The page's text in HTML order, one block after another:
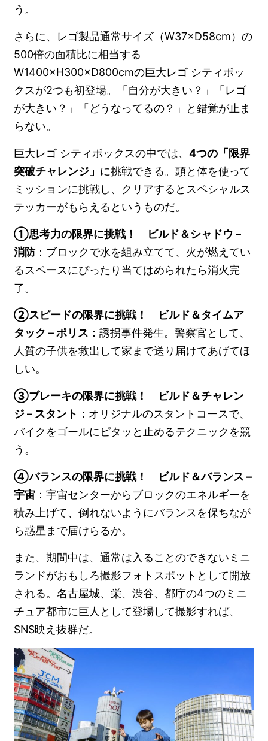
う。
さらに、レゴ製品通常サイズ（W37×D58cm）の
500倍の面積比に相当する
W1400×H300×D800cmの巨大レゴ シティボッ
クスが2つも初登場。「自分が大きい？」「レゴ
が大きい？」「どうなってるの？」と錯覚が止ま
らない。
巨大レゴ シティボックスの中では、4つの「限界
突破チャレンジ」 に挑戦できる。頭と体を使って
ミッションに挑戦し、クリアするとスペシャルス
テッカーがもらえるというものだ。
①思考力の限界に挑戦！ ビルド＆シャドウ –
消防：ブロックで水を組み立てて、火が燃えてい
るスペースにぴったり当てはめられたら消火完
了。
②スピードの限界に挑戦！ ビルド＆タイムア
タック – ポリス ：誘拐事件発生。警察官として、
人質の子供を救出して家まで送り届けてあげてほ
しい。
③ブレーキの限界に挑戦！ ビルド＆チャレン
ジ – スタント ：オリジナルのスタントコースで、
バイクをゴールにピタッと止めるテクニックを競
う。
④バランスの限界に挑戦！ ビルド＆バランス –
宇宙 ：宇宙センターからブロックのエネルギーを
積み上げて、倒れないようにバランスを保ちなが
ら惑星まで届けらるか。
また、期間中は、通常は入ることのできないミニ
ランドがおもしろ撮影フォトスポットとして開放
される。名古屋城、栄、渋谷、都庁の4つのミニ
チュア都市に巨人として登場して撮影すれば、
SNS映え抜群だ。